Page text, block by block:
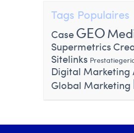
Tags Populaires
CaseGEO
Supermetrics
Sitelinks
Digital Marketing
Global Marketing